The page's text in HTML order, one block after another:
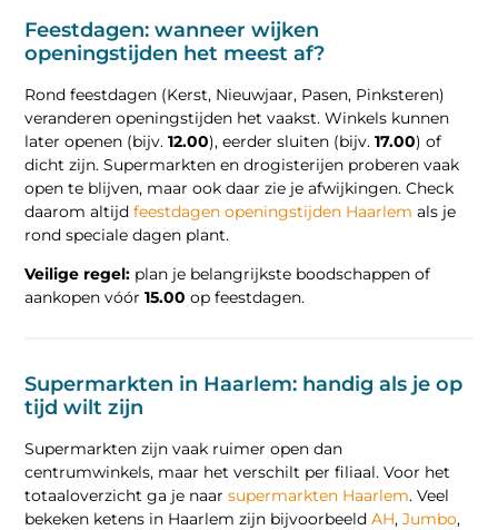
Feestdagen: wanneer wijken
openingstijden het meest af?
Rond feestdagen (Kerst, Nieuwjaar, Pasen, Pinksteren)
veranderen openingstijden het vaakst. Winkels kunnen
later openen (bijv.12.00), eerder sluiten (bijv.17.00) of
dicht zijn. Supermarkten en drogisterijen proberen vaak
open te blijven, maar ook daar zie je afwijkingen. Check
daarom altijdfeestdagen openingstijden Haarlem als je
rond speciale dagen plant.
Veilige regel: plan je belangrijkste boodschappen of
aankopen vóór15.00 op feestdagen.
Supermarkten in Haarlem: handig als je op
tijd wilt zijn
Supermarkten zijn vaak ruimer open dan
centrumwinkels, maar het verschilt per filiaal. Voor het
totaaloverzicht ga je naarsupermarkten Haarlem. Veel
bekeken ketens in Haarlem zijn bijvoorbeeldAH,Jumbo,